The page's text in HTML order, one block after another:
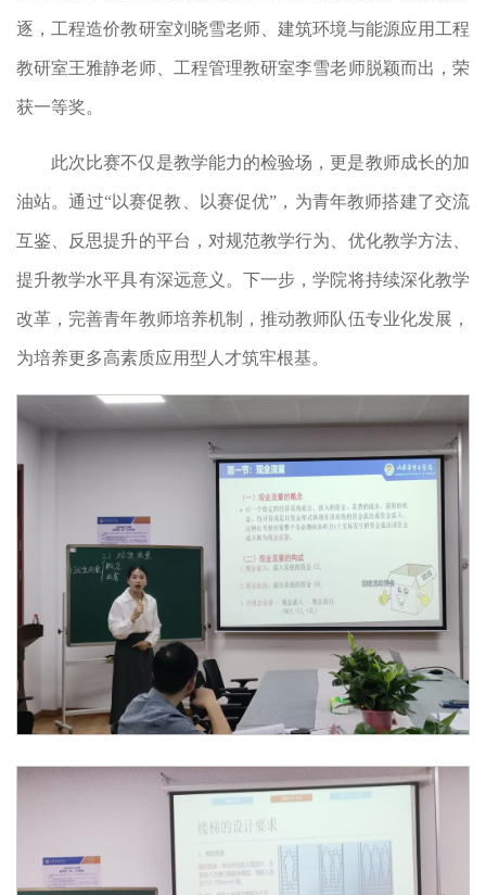
逐，工程造价教研室刘晓雪老师、建筑环境与能源应用工程
教研室王雅静老师、工程管理教研室李雪老师脱颖而出，荣
获一等奖。
此次比赛不仅是教学能力的检验场，更是教师成长的加
油站。通过“以赛促教、以赛促优”，为青年教师搭建了交流
互鉴、反思提升的平台，对规范教学行为、优化教学方法、
提升教学水平具有深远意义。下一步，学院将持续深化教学
改革，完善青年教师培养机制，推动教师队伍专业化发展，
为培养更多高素质应用型人才筑牢根基。